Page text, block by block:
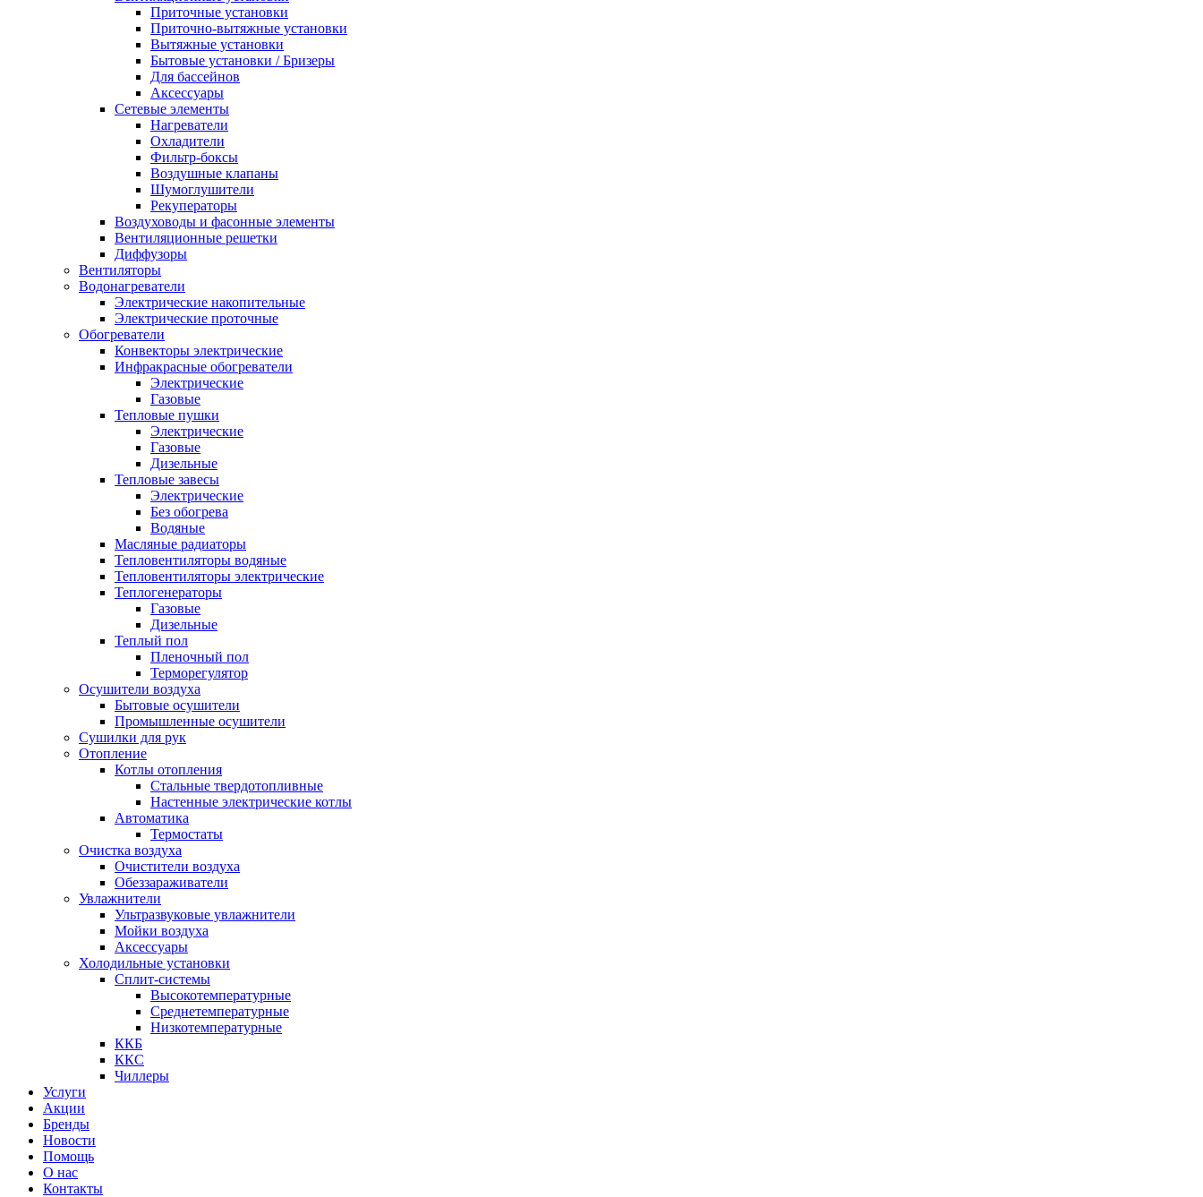
Приточные установки
Приточно-вытяжные установки
Вытяжные установки
Бытовые установки / Бризеры
Для бассейнов
Аксессуары
Сетевые элементы
Нагреватели
Охладители
Фильтр-боксы
Воздушные клапаны
Шумоглушители
Рекуператоры
Воздуховоды и фасонные элементы
Вентиляционные решетки
Диффузоры
Вентиляторы
Водонагреватели
Электрические накопительные
Электрические проточные
Обогреватели
Конвекторы электрические
Инфракрасные обогреватели
Электрические
Газовые
Тепловые пушки
Электрические
Газовые
Дизельные
Тепловые завесы
Электрические
Без обогрева
Водяные
Масляные радиаторы
Тепловентиляторы водяные
Тепловентиляторы электрические
Теплогенераторы
Газовые
Дизельные
Теплый пол
Пленочный пол
Терморегулятор
Осушители воздуха
Бытовые осушители
Промышленные осушители
Сушилки для рук
Отопление
Котлы отопления
Стальные твердотопливные
Настенные электрические котлы
Автоматика
Термостаты
Очистка воздуха
Очистители воздуха
Обеззараживатели
Увлажнители
Ультразвуковые увлажнители
Мойки воздуха
Аксессуары
Холодильные установки
Сплит-системы
Высокотемпературные
Среднетемпературные
Низкотемпературные
ККБ
ККС
Чиллеры
Услуги
Акции
Бренды
Новости
Помощь
О нас
Контакты